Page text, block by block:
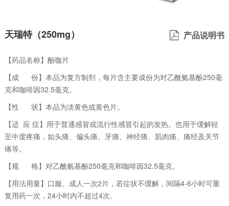
天瑞特（250mg） 产品说明书
【药品名称】酚咖片
【成 份】本品为复方制剂，每片含主要成份为对乙酰氨基酚250毫
克和咖啡因32.5毫克。
【性 状】本品为淡黄色或黄色片。
【适 应 症】用于普通感冒或流行性感冒引起的发热。也用于缓解轻
至中度疼痛，如头痛、偏头痛、牙痛、神经痛、肌肉痛、痛经及关节
痛等。
【规 格】对乙酰氨基酚250毫克和咖啡因32.5毫克。
【用法用量】口服。成人一次2片，若症状不缓解，间隔4-6小时可重
复用药一次，24小时内不超过4次。